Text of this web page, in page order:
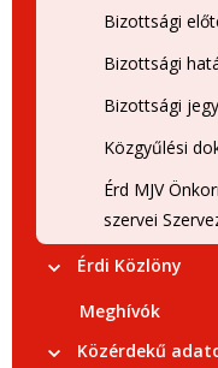
Bizottsági
Bizottsági
Bizottsági
Közgyűlési
Érd MJV
szervei
Érdi Közlöny
Meghívók
Közérdekű